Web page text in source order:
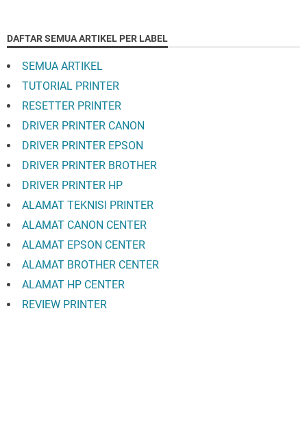
DAFTAR SEMUA ARTIKEL PER LABEL
SEMUA ARTIKEL
TUTORIAL PRINTER
RESETTER PRINTER
DRIVER PRINTER CANON
DRIVER PRINTER EPSON
DRIVER PRINTER BROTHER
DRIVER PRINTER HP
ALAMAT TEKNISI PRINTER
ALAMAT CANON CENTER
ALAMAT EPSON CENTER
ALAMAT BROTHER CENTER
ALAMAT HP CENTER
REVIEW PRINTER